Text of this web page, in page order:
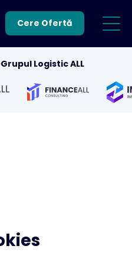
Cere Ofertă
Grupul Logistic ALL